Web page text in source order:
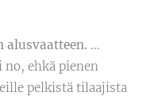
alusvaatteen. ...
no, ehkä pienen
pelkistä tilaajista